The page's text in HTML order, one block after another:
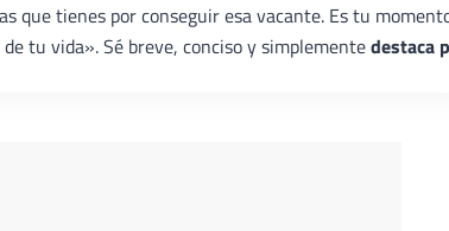
que tienes por conseguir esa vacante. Es tu
tu vida». Sé breve, conciso y simplementedestaca